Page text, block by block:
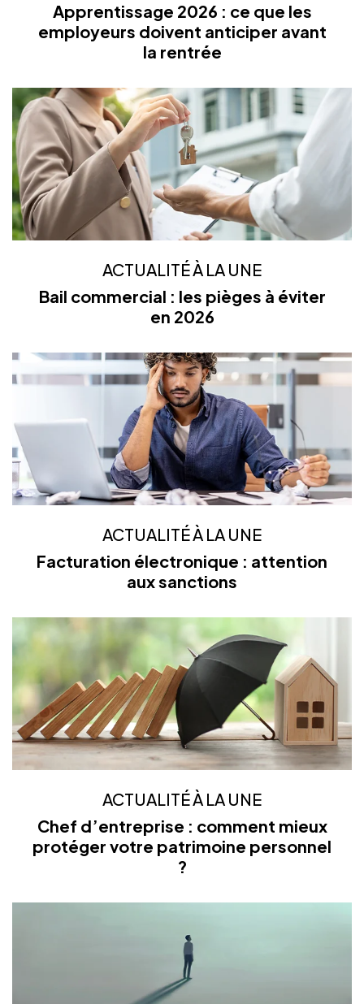
Apprentissage 2026 : ce que les
employeurs doivent anticiper avant
la rentrée
ACTUALITÉ À LA UNE
Bail commercial : les pièges à éviter
en 2026
ACTUALITÉ À LA UNE
Facturation électronique : attention
aux sanctions
ACTUALITÉ À LA UNE
Chef d’entreprise : comment mieux
protéger votre patrimoine personnel
?